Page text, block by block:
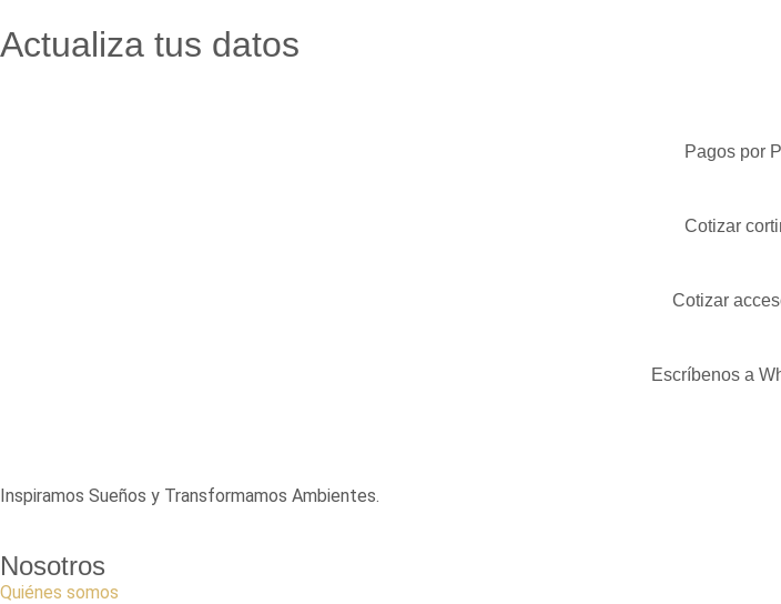
Actualiza tus datos
Pagos por
Cotizar
Cotizar
Escríbenos a
Inspiramos Sueños y Transformamos Ambientes.
Nosotros
Quiénes somos